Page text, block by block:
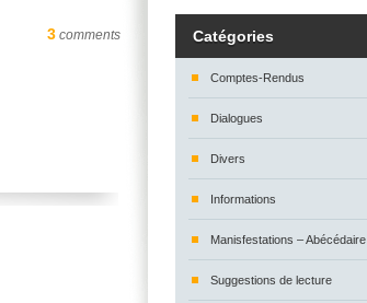
3 comments Catégories
Comptes-Rendus
Dialogues
Divers
Informations
Manisfestations – Abécédaire
Suggestions de lecture